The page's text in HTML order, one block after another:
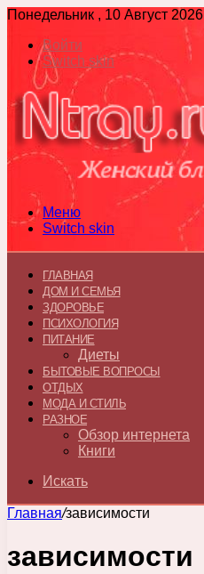
Понедельник , 10 Август 2026
Войти
Switch skin
Меню
Switch skin
ГЛАВНАЯ
ДОМ И СЕМЬЯ
ЗДОРОВЬЕ
ПСИХОЛОГИЯ
ПИТАНИЕ
Диеты
БЫТОВЫЕ ВОПРОСЫ
ОТДЫХ
МОДА И СТИЛЬ
РАЗНОЕ
Обзор интернета
Книги
Искать
Главная/зависимости
зависимости